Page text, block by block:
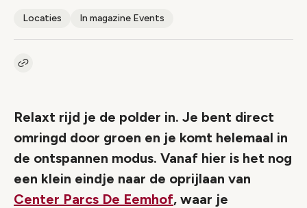
Locaties In magazine Events
Kopieer link naar artikel
Relaxt rijd je de polder in. Je bent direct
omringd door groen en je komt helemaal in
de ontspannen modus. Vanaf hier is het nog
een klein eindje naar de oprijlaan van
Center Parcs De Eemhof, waar je